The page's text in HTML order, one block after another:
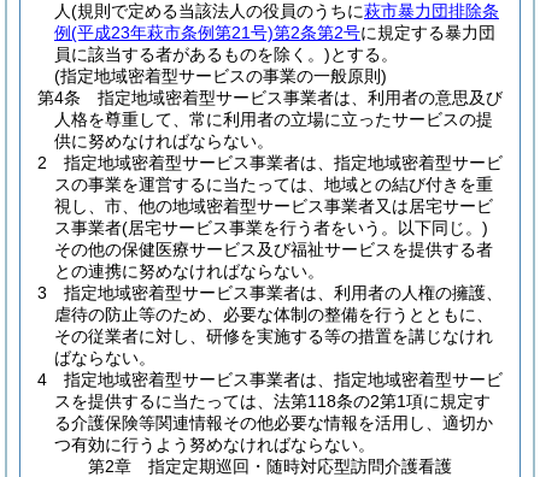
人(規則で定める当該法人の役員のうちに萩市暴力団排除条
例(平成23年萩市条例第21号)第2条第2号に規定する暴力団
員に該当する者があるものを除く。)とする。
(指定地域密着型サービスの事業の一般原則)
第4条
指定地域密着型サービス事業者は、利用者の意思及び
人格を尊重して、常に利用者の立場に立ったサービスの提
供に努めなければならない。
2
指定地域密着型サービス事業者は、指定地域密着型サービ
スの事業を運営するに当たっては、地域との結び付きを重
視し、市、他の地域密着型サービス事業者又は居宅サービ
ス事業者(居宅サービス事業を行う者をいう。以下同じ。)
その他の保健医療サービス及び福祉サービスを提供する者
との連携に努めなければならない。
3
指定地域密着型サービス事業者は、利用者の人権の擁護、
虐待の防止等のため、必要な体制の整備を行うとともに、
その従業者に対し、研修を実施する等の措置を講じなけれ
ばならない。
4
指定地域密着型サービス事業者は、指定地域密着型サービ
スを提供するに当たっては、法第118条の2第1項に規定す
る介護保険等関連情報その他必要な情報を活用し、適切か
つ有効に行うよう努めなければならない。
第2章
指定定期巡回・随時対応型訪問介護看護